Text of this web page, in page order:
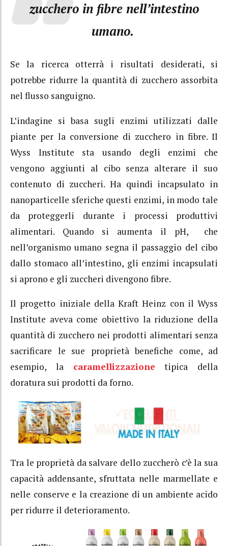
zucchero in fibre nell’intestino
umano.
Se la ricerca otterrà i risultati desiderati, si
potrebbe ridurre la quantità di zucchero assorbita
nel flusso sanguigno.
L’indagine si basa sugli enzimi utilizzati dalle
piante per la conversione di zucchero in fibre. Il
Wyss Institute sta usando degli enzimi che
vengono aggiunti al cibo senza alterare il suo
contenuto di zuccheri. Ha quindi incapsulato in
nanoparticelle sferiche questi enzimi, in modo tale
da proteggerli durante i processi produttivi
alimentari. Quando si aumenta il pH, che
nell’organismo umano segna il passaggio del cibo
dallo stomaco all’intestino, gli enzimi incapsulati
si aprono e gli zuccheri divengono fibre.
Il progetto iniziale della Kraft Heinz con il Wyss
Institute aveva come obiettivo la riduzione della
quantità di zucchero nei prodotti alimentari senza
sacrificare le sue proprietà benefiche come, ad
esempio, la caramellizzazionetipica della
doratura sui prodotti da forno.
Tra le proprietà da salvare dello zuccherò c’è la sua
capacità addensante, sfruttata nelle marmellate e
nelle conserve e la creazione di un ambiente acido
per ridurre il deterioramento.